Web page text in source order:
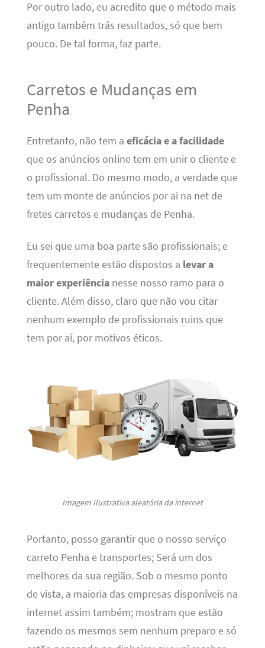
Por outro lado, eu acredito que o método mais
antigo também trás resultados, só que bem
pouco. De tal forma, faz parte.
Carretos e Mudanças em
Penha
Entretanto, não tem a eficácia e a facilidade
que os anúncios online tem em unir o cliente e
o profissional. Do mesmo modo, a verdade que
tem um monte de anúncios por ai na net de
fretes carretos e mudanças de Penha.
Eu sei que uma boa parte são profissionais; e
frequentemente estão dispostos a levar a
maior experiêncianesse nosso ramo para o
cliente. Além disso, claro que não vou citar
nenhum exemplo de profissionais ruins que
tem por aí, por motivos éticos.
Imagem Ilustrativa aleatória da internet
Portanto, posso garantir que o nosso serviço
carreto Penha e transportes; Será um dos
melhores da sua região. Sob o mesmo ponto
de vista, a maioria das empresas disponíveis na
internet assim também; mostram que estão
fazendo os mesmos sem nenhum preparo e só